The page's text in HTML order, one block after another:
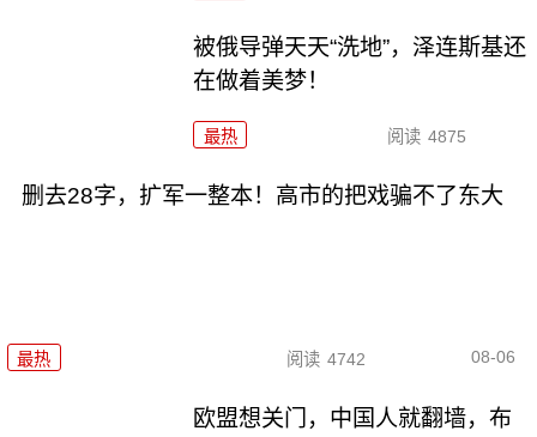
被俄导弹天天“洗地”，泽连斯基还
在做着美梦！
最热 阅读 4875
删去28字，扩军一整本！高市的把戏骗不了东大
最热 阅读 4742 08-06
欧盟想关门，中国人就翻墙，布